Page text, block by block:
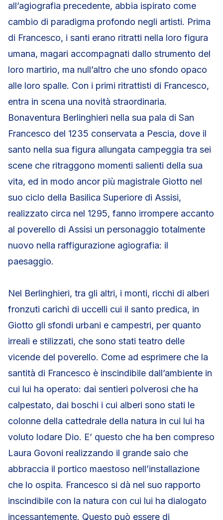
all’agiografia precedente, abbia ispirato come
cambio di paradigma profondo negli artisti. Prima
di Francesco, i santi erano ritratti nella loro figura
umana, magari accompagnati dallo strumento del
loro martirio, ma null’altro che uno sfondo opaco
alle loro spalle. Con i primi ritrattisti di Francesco,
entra in scena una novità straordinaria.
Bonaventura Berlinghieri nella sua pala di San
Francesco del 1235 conservata a Pescia, dove il
santo nella sua figura allungata campeggia tra sei
scene che ritraggono momenti salienti della sua
vita, ed in modo ancor più magistrale Giotto nel
suo ciclo della Basilica Superiore di Assisi,
realizzato circa nel 1295, fanno irrompere accanto
al poverello di Assisi un personaggio totalmente
nuovo nella raffigurazione agiografia: il
paesaggio.
Nel Berlinghieri, tra gli altri, i monti, ricchi di alberi
fronzuti carichi di uccelli cui il santo predica, in
Giotto gli sfondi urbani e campestri, per quanto
irreali e stilizzati, che sono stati teatro delle
vicende del poverello. Come ad esprimere che la
santità di Francesco è inscindibile dall’ambiente in
cui lui ha operato: dai sentieri polverosi che ha
calpestato, dai boschi i cui alberi sono stati le
colonne della cattedrale della natura in cui lui ha
voluto lodare Dio. E’ questo che ha ben compreso
Laura Govoni realizzando il grande saio che
abbraccia il portico maestoso nell’installazione
che lo ospita. Francesco si dà nel suo rapporto
inscindibile con la natura con cui lui ha dialogato
incessantemente. Questo può essere di